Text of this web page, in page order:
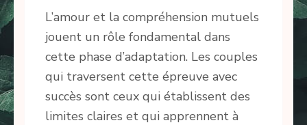
L’amour et la compréhension mutuels
jouent un rôle fondamental dans
cette phase d’adaptation. Les couples
qui traversent cette épreuve avec
succès sont ceux qui établissent des
limites claires et qui apprennent à